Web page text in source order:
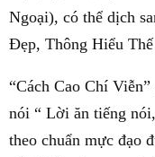
Ngoại), có thể dịch
Đẹp, Thông Hiểu
“Cách Cao Chí
nói “ Lời ăn tiếng
theo chuẩn mực đạo